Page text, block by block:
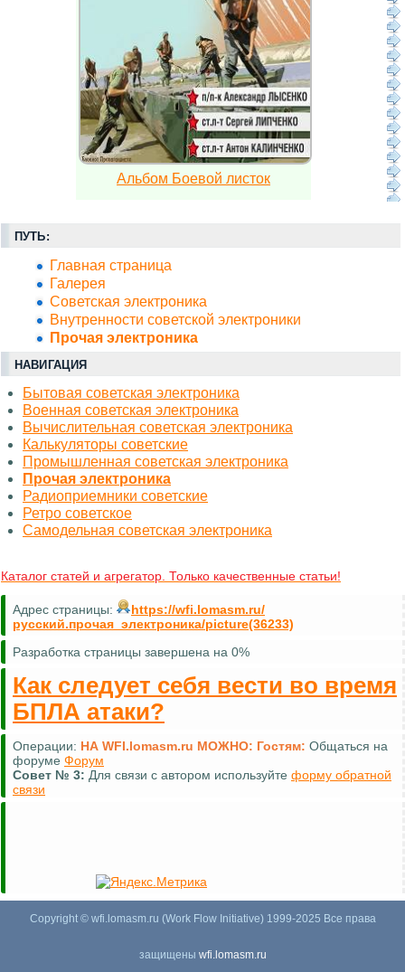
Альбом Боевой листок
ПУТЬ:
Главная страница
Галерея
Советская электроника
Внутренности советской электроники
Прочая электроника
НАВИГАЦИЯ
Бытовая советская электроника
Военная советская электроника
Вычислительная советская электроника
Калькуляторы советские
Промышленная советская электроника
Прочая электроника
Радиоприемники советские
Ретро советское
Самодельная советская электроника
Каталог статей и агрегатор. Только качественные статьи!
Адрес страницы:
https://wfi.lomasm.ru/
русский.прочая_электроника/picture(36233)
Разработка страницы завершена на 0%
Как следует себя вести во время
БПЛА атаки?
Операции: НА WFI.lomasm.ru МОЖНО: Гостям: Общаться на
форуме Форум
Совет № 3: Для связи с автором используйте форму обратной
связи
Copyright © wfi.lomasm.ru (Work Flow Initiative) 1999-2025 Все права
защищены wfi.lomasm.ru